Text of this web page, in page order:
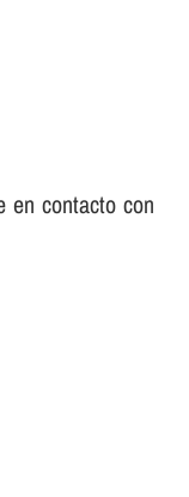
en contacto con